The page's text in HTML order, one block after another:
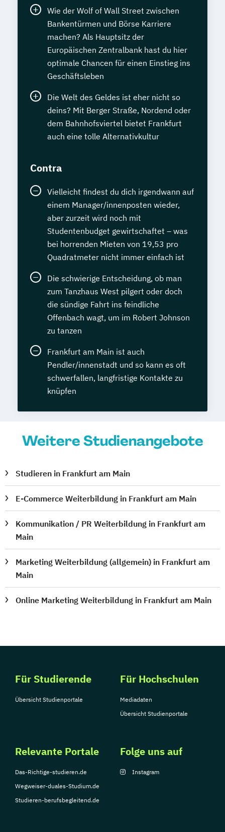
Wie der Wolf of Wall Street zwischen
Bankentürmen und Börse Karriere
machen? Als Hauptsitz der
Europäischen Zentralbank hast du hier
optimale Chancen für einen Einstieg ins
Geschäftsleben
Die Welt des Geldes ist eher nicht so
deins? Mit Berger Straße, Nordend oder
dem Bahnhofsviertel bietet Frankfurt
auch eine tolle Alternativkultur
Contra
Vielleicht findest du dich irgendwann auf
einem Manager/innenposten wieder,
aber zurzeit wird noch mit
Studentenbudget gewirtschaftet – was
bei horrenden Mieten von 19,53 pro
Quadratmeter nicht immer einfach ist
Die schwierige Entscheidung, ob man
zum Tanzhaus West pilgert oder doch
die sündige Fahrt ins feindliche
Offenbach wagt, um im Robert Johnson
zu tanzen
Frankfurt am Main ist auch
Pendler/innenstadt und so kann es oft
schwerfallen, langfristige Kontakte zu
knüpfen
Weitere Studienangebote
Studieren in Frankfurt am Main
E-Commerce Weiterbildung in Frankfurt am Main
Kommunikation / PR Weiterbildung in Frankfurt am
Main
Marketing Weiterbildung (allgemein) in Frankfurt am
Main
Online Marketing Weiterbildung in Frankfurt am Main
Für Studierende
Übersicht Studienportale
Für Hochschulen
Mediadaten
Übersicht Studienportale
Relevante Portale
Das-Richtige-studieren.de
Wegweiser-duales-Studium.de
Studieren-berufsbegleitend.de
Folge uns auf
Instagram